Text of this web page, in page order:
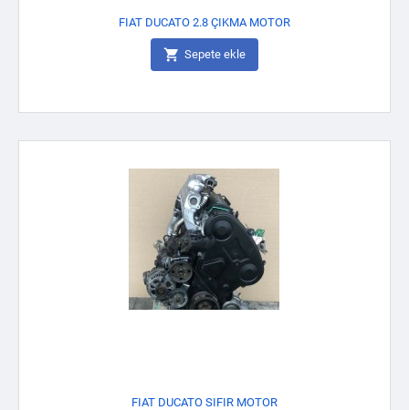
FIAT DUCATO 2.8 ÇIKMA MOTOR
 Sepete ekle
FIAT DUCATO SIFIR MOTOR